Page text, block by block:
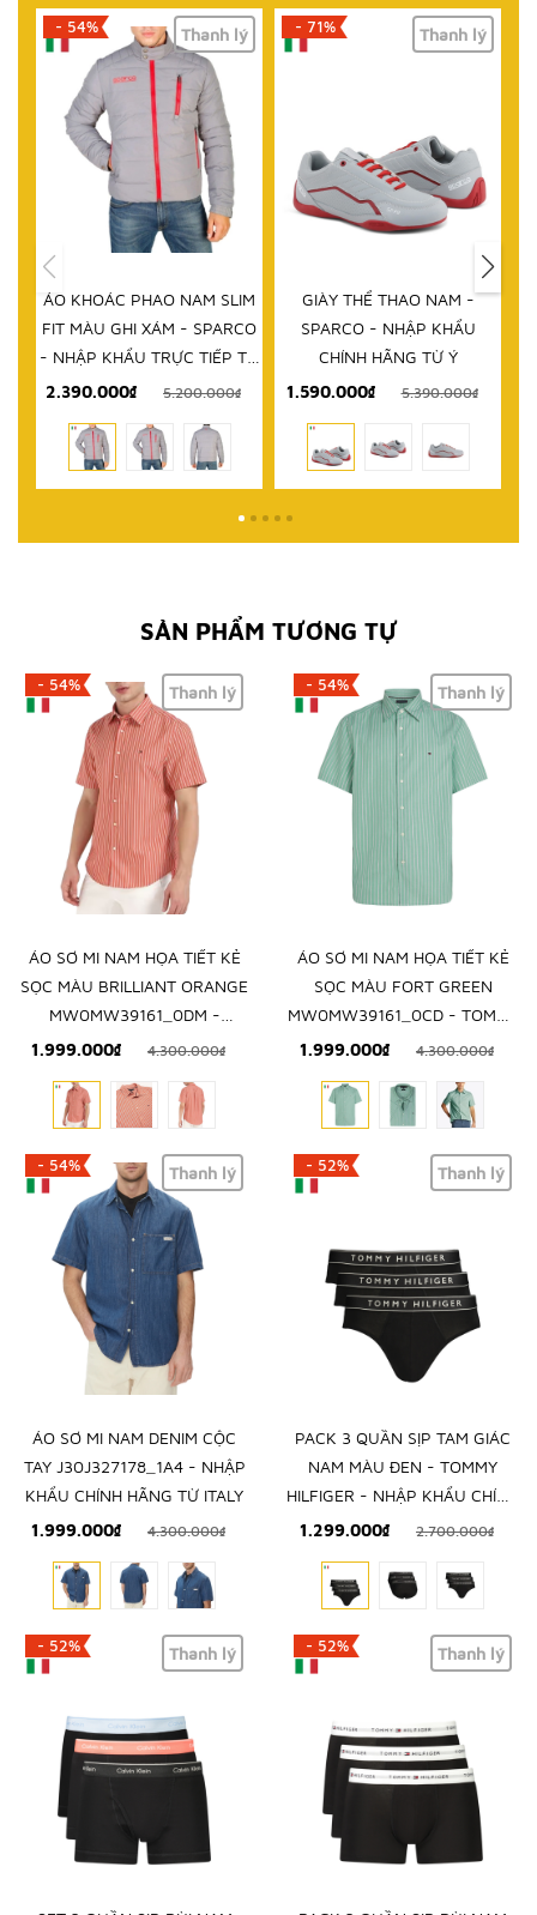
- 54% Thanh lý
ÁO KHOÁC PHAO NAM SLIM
FIT MÀU GHI XÁM - SPARCO
- NHẬP KHẨU TRỰC TIẾP TỪ
ITALY
2.390.000₫ 5.200.000₫
- 71% Thanh lý
GIÀY THỂ THAO NAM -
SPARCO - NHẬP KHẨU
CHÍNH HÃNG TỪ Ý
1.590.000₫
5.390.000₫
SẢN PHẨM TƯƠNG TỰ
- 54% Thanh lý
ÁO SƠ MI NAM HỌA TIẾT KẺ
SỌC MÀU BRILLIANT ORANGE
MW0MW39161_0DM -
TOMMY HILFIGER - NHẬP
1.999.000₫ 4.300.000₫
- 54% Thanh lý
ÁO SƠ MI NAM HỌA TIẾT KẺ
SỌC MÀU FORT GREEN
MW0MW39161_0CD - TOMMY
HILFIGER - NHẬP KHẨU CHÍNH
1.999.000₫ 4.300.000₫
- 54% Thanh lý
ÁO SƠ MI NAM DENIM CỘC
TAY J30J327178_1A4 - NHẬP
KHẨU CHÍNH HÃNG TỪ ITALY
1.999.000₫
4.300.000₫
- 52% Thanh lý
PACK 3 QUẦN SỊP TAM GIÁC
NAM MÀU ĐEN - TOMMY
HILFIGER - NHẬP KHẨU CHÍNH
HÃNG TỪ Ý
1.299.000₫ 2.700.000₫
- 52% Thanh lý - 52% Thanh lý